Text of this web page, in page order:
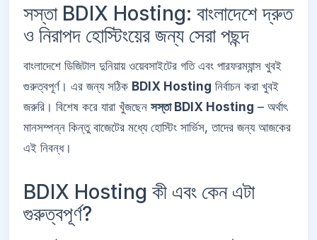
সস্তা BDIX Hosting: বাংলাদেশে দ্রুত
ও নিরাপদ হোস্টিংয়ের জন্য সেরা পছন্দ
বাংলাদেশে ডিজিটাল দুনিয়ায় ওয়েবসাইটের গতি এবং পারফরম্যান্স খুবই
গুরুত্বপূর্ণ। এর জন্য সঠিক BDIX Hosting নির্বাচন করা খুবই
জরুরি। বিশেষ করে যারা খুঁজছেন সস্তা BDIX Hosting – অর্থাৎ
মানসম্পন্ন কিন্তু বাজেটের মধ্যে হোস্টিং সার্ভিস, তাদের জন্য আজকের
এই নিবন্ধ।
BDIX Hosting কী এবং কেন এটা
গুরুত্বপূর্ণ?